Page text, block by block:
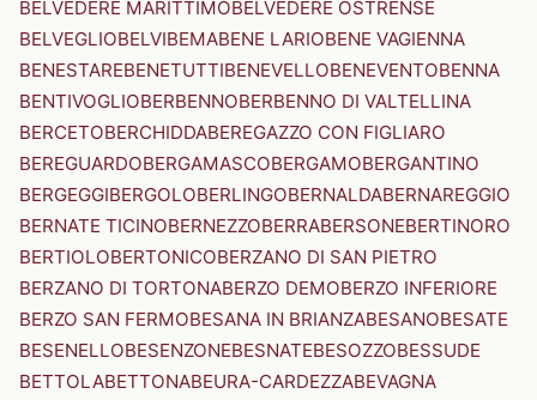
BELVEDERE MARITTIMOBELVEDERE OSTRENSE
BELVEGLIOBELVIBEMABENE LARIOBENE VAGIENNA
BENESTAREBENETUTTIBENEVELLOBENEVENTOBENNA
BENTIVOGLIOBERBENNOBERBENNO DI VALTELLINA
BERCETOBERCHIDDABEREGAZZO CON FIGLIARO
BEREGUARDOBERGAMASCOBERGAMOBERGANTINO
BERGEGGIBERGOLOBERLINGOBERNALDABERNAREGGIO
BERNATE TICINOBERNEZZOBERRABERSONEBERTINORO
BERTIOLOBERTONICOBERZANO DI SAN PIETRO
BERZANO DI TORTONABERZO DEMOBERZO INFERIORE
BERZO SAN FERMOBESANA IN BRIANZABESANOBESATE
BESENELLOBESENZONEBESNATEBESOZZOBESSUDE
BETTOLABETTONABEURA-CARDEZZABEVAGNA